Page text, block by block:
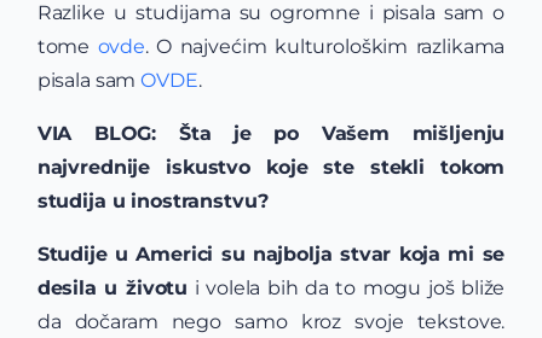
Razlike u studijama su ogromne i pisala sam o
tome ovde. O najvećim kulturološkim razlikama
pisala samOVDE.
VIA BLOG: Šta je po Vašem mišljenju
najvrednije iskustvo koje ste stekli tokom
studija u inostranstvu?
Studije u Americi su najbolja stvar koja mi se
desila u životu i volela bih da to mogu još bliže
da dočaram nego samo kroz svoje tekstove.